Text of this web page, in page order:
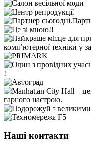
Наші контакти